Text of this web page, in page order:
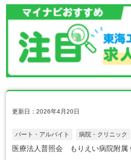
更新日：2026年4月20日
パート・アルバイト 病院・クリニック
医療法人普照会 もりえい病院附属